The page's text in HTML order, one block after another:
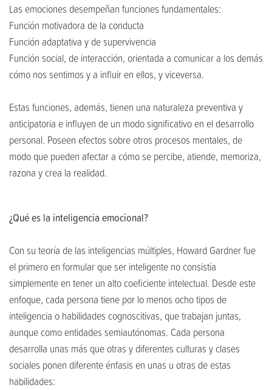
Las emociones desempeñan funciones fundamentales:
Función motivadora de la conducta
Función adaptativa y de supervivencia
Función social, de interacción, orientada a comunicar a los demás
cómo nos sentimos y a influir en ellos, y viceversa.
Estas funciones, además, tienen una naturaleza preventiva y
anticipatoria e influyen de un modo significativo en el desarrollo
personal. Poseen efectos sobre otros procesos mentales, de
modo que pueden afectar a cómo se percibe, atiende, memoriza,
razona y crea la realidad.
¿Qué es la inteligencia emocional?
Con su teoría de las inteligencias múltiples, Howard Gardner fue
el primero en formular que ser inteligente no consistía
simplemente en tener un alto coeficiente intelectual. Desde este
enfoque, cada persona tiene por lo menos ocho tipos de
inteligencia o habilidades cognoscitivas, que trabajan juntas,
aunque como entidades semiautónomas. Cada persona
desarrolla unas más que otras y diferentes culturas y clases
sociales ponen diferente énfasis en unas u otras de estas
habilidades: